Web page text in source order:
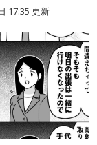
17:35 更新